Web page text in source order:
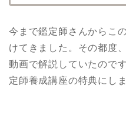
今まで鑑定師さんからこ
けてきました。その都度
動画で解説していたので
定師養成講座の特典にしま